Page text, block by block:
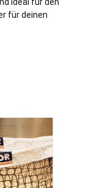
ideal für den
für deinen